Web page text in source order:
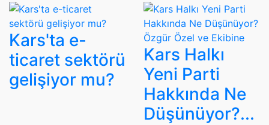
Kars'ta e-
ticaret sektörü
gelişiyor mu?
Kars Halkı
Yeni Parti
Hakkında Ne
Düşünüyor?...